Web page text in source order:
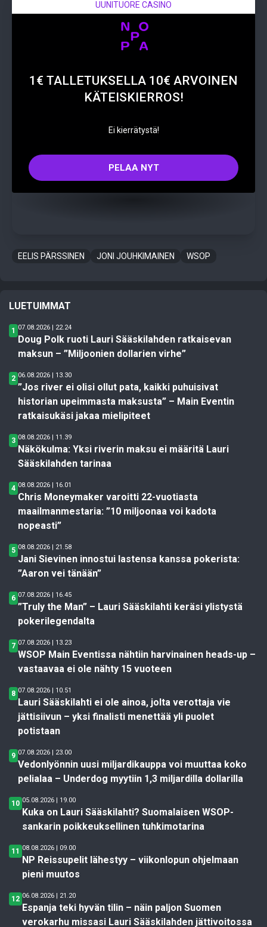
UUNITUORE CASINO
1€ TALLETUKSELLA 10€ ARVOINEN
KÄTEISKIERROS!
Ei kierrätystä!
PELAA NYT
EELIS PÄRSSINEN JONI JOUHKIMAINEN WSOP
LUETUIMMAT
1 07.08.2026 | 22.24
Doug Polk ruoti Lauri Sääskilahden ratkaisevan
maksun – ”Miljoonien dollarien virhe”
2 06.08.2026 | 13.30
”Jos river ei olisi ollut pata, kaikki puhuisivat
historian upeimmasta maksusta” – Main Eventin
ratkaisukäsi jakaa mielipiteet
3 08.08.2026 | 11.39
Näkökulma: Yksi riverin maksu ei määritä Lauri
Sääskilahden tarinaa
4 08.08.2026 | 16.01
Chris Moneymaker varoitti 22-vuotiasta
maailmanmestaria: ”10 miljoonaa voi kadota
nopeasti”
5 08.08.2026 | 21.58
Jani Sievinen innostui lastensa kanssa pokerista:
”Aaron vei tänään”
6 07.08.2026 | 16.45
”Truly the Man” – Lauri Sääskilahti keräsi ylistystä
pokerilegendalta
7 07.08.2026 | 13.23
WSOP Main Eventissa nähtiin harvinainen heads-up –
vastaavaa ei ole nähty 15 vuoteen
8 07.08.2026 | 10.51
Lauri Sääskilahti ei ole ainoa, jolta verottaja vie
jättisiivun – yksi finalisti menettää yli puolet
potistaan
9 07.08.2026 | 23.00
Vedonlyönnin uusi miljardikauppa voi muuttaa koko
pelialaa – Underdog myytiin 1,3 miljardilla dollarilla
10 05.08.2026 | 19.00
Kuka on Lauri Sääskilahti? Suomalaisen WSOP-
sankarin poikkeuksellinen tuhkimotarina
11 08.08.2026 | 09.00
NP Reissupelit lähestyy – viikonlopun ohjelmaan
pieni muutos
12 06.08.2026 | 21.20
Espanja teki hyvän tilin – näin paljon Suomen
verokarhu missasi Lauri Sääskilahden jättivoitossa